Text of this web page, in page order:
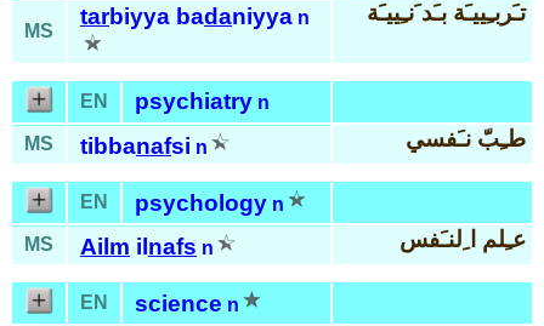
MS
tarbiyya badaniyya n تـَربـِييـَة بـَد َنـِييـَة
EN psychiatry n
MS
tibbanafsi n طـِبّ نـَفسي
EN psychology n
MS
Ailm il nafs n عـِلم ا ِلنـَفس
EN science n